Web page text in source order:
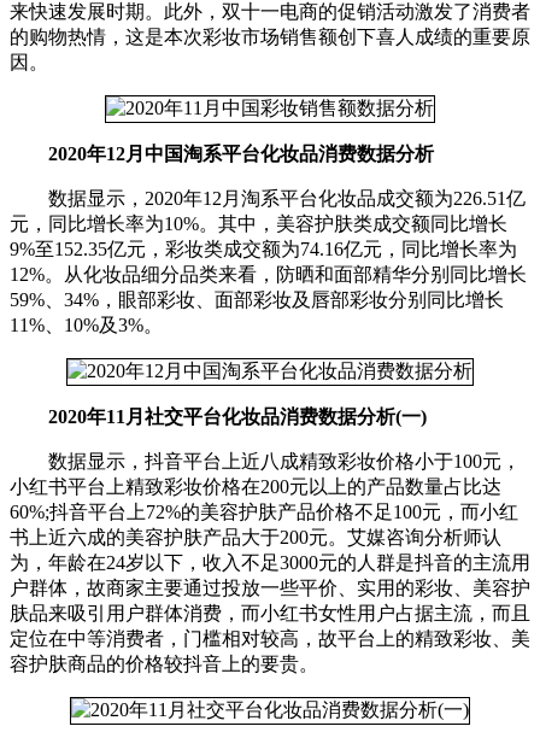
来快速发展时期。此外，双十一电商的促销活动激发了消费者
的购物热情，这是本次彩妆市场销售额创下喜人成绩的重要原
因。
2020年12月中国淘系平台化妆品消费数据分析
数据显示，2020年12月淘系平台化妆品成交额为226.51亿
元，同比增长率为10%。其中，美容护肤类成交额同比增长
9%至152.35亿元，彩妆类成交额为74.16亿元，同比增长率为
12%。从化妆品细分品类来看，防晒和面部精华分别同比增长
59%、34%，眼部彩妆、面部彩妆及唇部彩妆分别同比增长
11%、10%及3%。
2020年11月社交平台化妆品消费数据分析(一)
数据显示，抖音平台上近八成精致彩妆价格小于100元，
小红书平台上精致彩妆价格在200元以上的产品数量占比达
60%;抖音平台上72%的美容护肤产品价格不足100元，而小红
书上近六成的美容护肤产品大于200元。艾媒咨询分析师认
为，年龄在24岁以下，收入不足3000元的人群是抖音的主流用
户群体，故商家主要通过投放一些平价、实用的彩妆、美容护
肤品来吸引用户群体消费，而小红书女性用户占据主流，而且
定位在中等消费者，门槛相对较高，故平台上的精致彩妆、美
容护肤商品的价格较抖音上的要贵。